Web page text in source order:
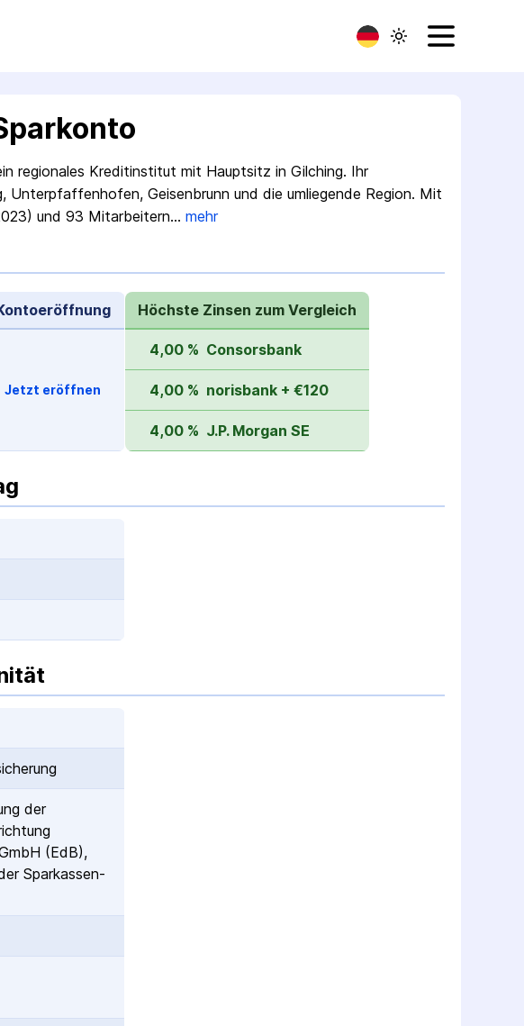
regionales Kredit­institut mit Haupt­sitz in Gilching. Ihr
Geisenbrunn und die umliegende Region. Mit
und 93 Mitarbeitern… mehr
Jetzt eröffnen
Höchste Zinsen zum Vergleich
4,00 % Consorsbank
4,00 % norisbank + €120
4,00 % J.P. Morgan SE
der
(EdB),
Sparkassen-